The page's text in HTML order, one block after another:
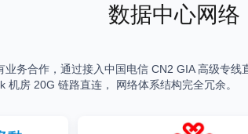
数据中心网络
务合作，通过接入中国电信 CN2 GIA 高级专
房 20G 链路直连， 网络体系结构完全冗余。